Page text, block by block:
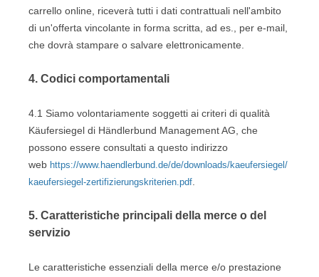
carrello online, riceverà tutti i dati contrattuali nell'ambito
di un'offerta vincolante in forma scritta, ad es., per e-mail,
che dovrà stampare o salvare elettronicamente.
4. Codici comportamentali
4.1 Siamo volontariamente soggetti ai criteri di qualità
Käufersiegel di Händlerbund Management AG, che
possono essere consultati a questo indirizzo
web https://www.haendlerbund.de/de/downloads/kaeufersiegel/
kaeufersiegel-zertifizierungskriterien.pdf
5. Caratteristiche principali della merce o del
servizio
Le caratteristiche essenziali della merce e/o prestazione